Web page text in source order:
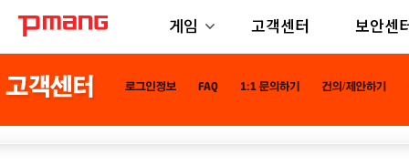
게임 고객센터 보안센